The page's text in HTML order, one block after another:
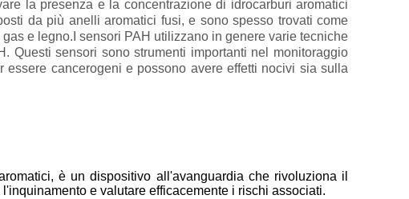
la presenza e la concentrazione di idrocarburi aromatici
da più anelli aromatici fusi, e sono spesso trovati come
e legno.I sensori PAH utilizzano in genere varie tecniche
Questi sensori sono strumenti importanti nel monitoraggio
cancerogeni e possono avere effetti nocivi sia sulla
è un dispositivo all'avanguardia che rivoluziona il
e valutare efficacemente i rischi associati.